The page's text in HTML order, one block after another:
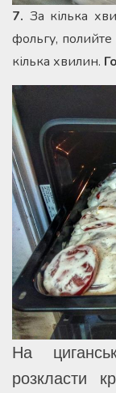
7. За кілька
фольгу,
кілька хвилин.
На
розкласти